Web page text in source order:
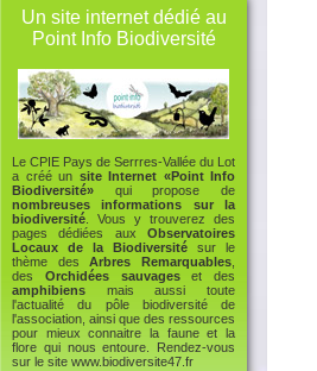
Un site internet dédié au
Point Info Biodiversité
Le CPIE Pays de Serrres-Vallée du Lot
a créé un site Internet «Point Info
Biodiversité» qui propose de
nombreuses informations sur la
biodiversité . Vous y trouverez des
pages dédiées aux Observatoires
Locaux de la Biodiversité sur le
thème desArbres Remarquables
des Orchidées sauvageset des
amphibiens mais aussi toute
l'actualité du pôle biodiversité de
l'association, ainsi que des ressources
pour mieux connaitre la faune et la
flore qui nous entoure. Rendez-vous
sur le site www.biodiversite47.fr